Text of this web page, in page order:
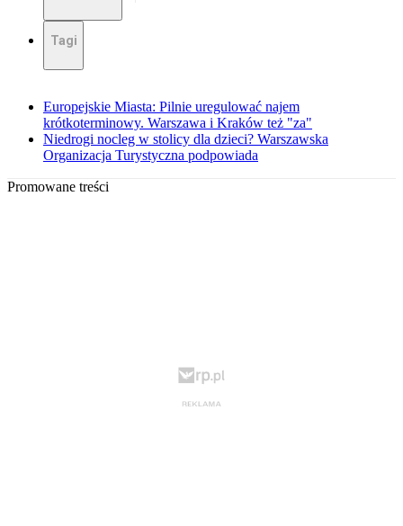
Tagi
Europejskie Miasta: Pilnie uregulować najem
krótkoterminowy. Warszawa i Kraków też "za"
Niedrogi nocleg w stolicy dla dzieci? Warszawska
Organizacja Turystyczna podpowiada
Promowane treści